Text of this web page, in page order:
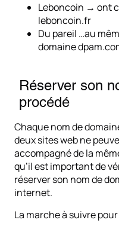
Leboncoin → ont
leboncoin.fr
Du pareil …au
domaine
Réserver son
procédé
Chaque nom de
deux sites web ne
accompagné de la
qu’il est important de
réserver son nom de
internet.
La marche à suivre